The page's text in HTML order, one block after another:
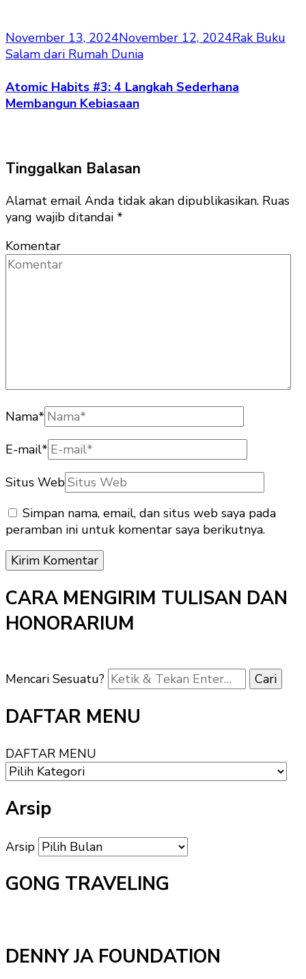
November 13, 2024November 12, 2024Rak Buku
Salam dari Rumah Dunia
Atomic Habits #3: 4 Langkah Sederhana
Membangun Kebiasaan
Tinggalkan Balasan
Alamat email Anda tidak akan dipublikasikan. Ruas
yang wajib ditandai *
Komentar
Nama*
E-mail*
Situs Web
Simpan nama, email, dan situs web saya pada
peramban ini untuk komentar saya berikutnya.
CARA MENGIRIM TULISAN DAN
HONORARIUM
Mencari Sesuatu?
DAFTAR MENU
DAFTAR MENU
Arsip
Arsip
GONG TRAVELING
DENNY JA FOUNDATION